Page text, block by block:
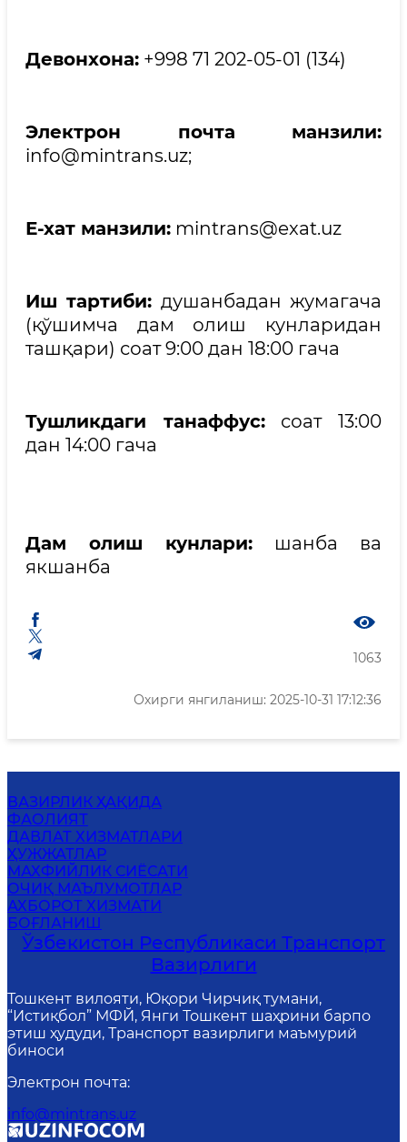
Девонхона: +998 71 202-05-01 (134)
Электрон почта манзили:
info@mintrans.uz;
Е-хат манзили: mintrans@exat.uz
Иш тартиби: душанбадан жумагача
(қўшимча дам олиш кунларидан
ташқари) соат 9:00 дан 18:00 гача
Тушликдаги танаффус:соат 13:00
дан 14:00 гача
Дам олиш кунлари: шанба ва
якшанба
1063
Охирги янгиланиш: 2025-10-31 17:12:36
ВАЗИРЛИК ҲАҚИДА
ФАОЛИЯТ
ДАВЛАТ ХИЗМАТЛАРИ
ҲУЖЖАТЛАР
MАХФИЙЛИК СИЁСАТИ
ОЧИҚ МАЪЛУМОТЛАР
АХБОРОТ ХИЗМАТИ
БОҒЛАНИШ
Ўзбекистон Республикаси Транспорт
Вазирлиги
Тошкент вилояти, Юқори Чирчиқ тумани,
“Истиқбол” МФЙ, Янги Тошкент шаҳрини барпо
этиш ҳудуди, Транспорт вазирлиги маъмурий
биноси
Электрон почта:
info@mintrans.uz